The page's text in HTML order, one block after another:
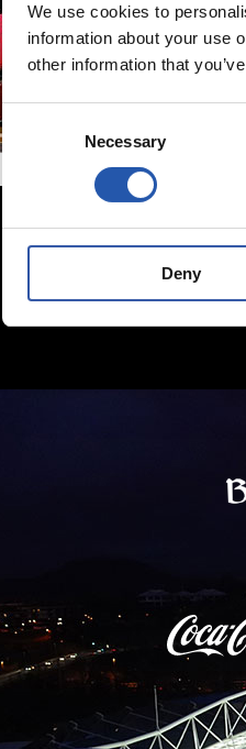
We use cookies to
information about your use
other information that
Selection
Necessary
Deny